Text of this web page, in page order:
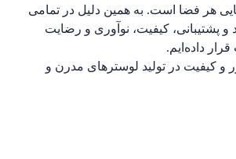
هر فضا است. به همین دلیل در تمامی
و پشتیبانی، کیفیت، نوآوری و رضایت
داده‌ایم.
و کیفیت در تولید لوسترهای مدرن و